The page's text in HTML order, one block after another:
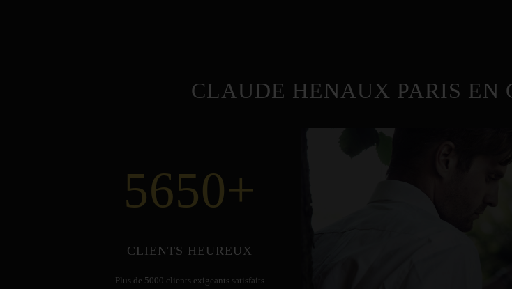
CLAUDE HENAUX PARIS EN
5650+
CLIENTS HEUREUX
Plus de 5000 clients exigeants satisfaits